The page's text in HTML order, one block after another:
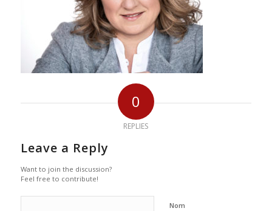
0
REPLIES
Leave a Reply
Want to join the discussion?
Feel free to contribute!
Nom